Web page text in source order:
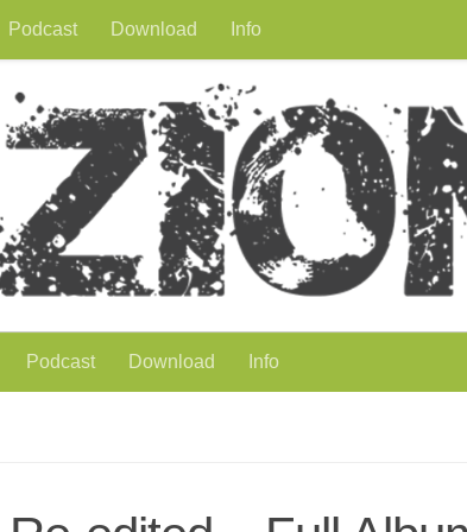
Podcast Download Info
Podcast Download Info